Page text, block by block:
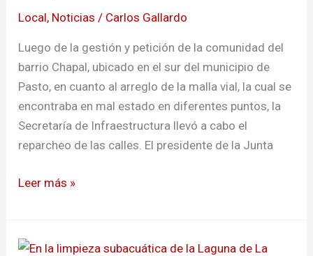
Local, Noticias / Carlos Gallardo
Luego de la gestión y petición de la comunidad del
barrio Chapal, ubicado en el sur del municipio de
Pasto, en cuanto al arreglo de la malla vial, la cual se
encontraba en mal estado en diferentes puntos, la
Secretaría de Infraestructura llevó a cabo el
reparcheo de las calles. El presidente de la Junta
Leer más »
Realizan